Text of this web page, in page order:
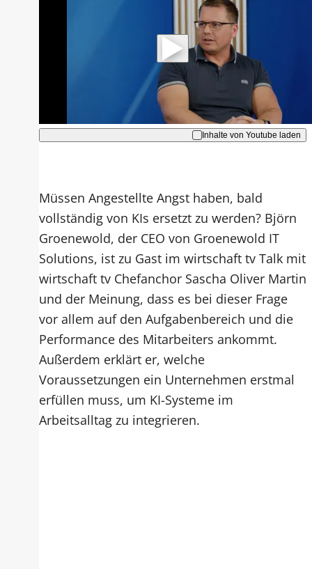
Mit der Wiedergabe dieses Videos
werden Daten an Youtube übertragen.
Hinweise dazu erhalten Sie in der
Datenschutzerklärung
Akzeptieren
Inhalte von Youtube laden
Müssen Angestellte Angst haben, bald
vollständig von KIs ersetzt zu werden? Björn
Groenewold, der CEO von Groenewold IT
Solutions, ist zu Gast im wirtschaft tv Talk mit
wirtschaft tv Chefanchor Sascha Oliver Martin
und der Meinung, dass es bei dieser Frage
vor allem auf den Aufgabenbereich und die
Performance des Mitarbeiters ankommt.
Außerdem erklärt er, welche
Voraussetzungen ein Unternehmen erstmal
erfüllen muss, um KI-Systeme im
Arbeitsalltag zu integrieren.